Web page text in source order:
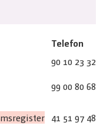
Telefon
90 10 23 32
99 00 80 68
41 51 97 48